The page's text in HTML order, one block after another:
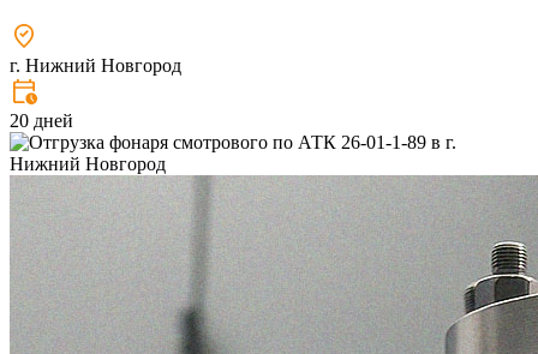
г. Нижний Новгород
20 дней